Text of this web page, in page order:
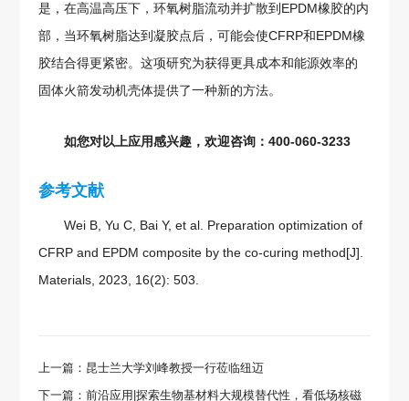
是，在高温高压下，环氧树脂流动并扩散到EPDM橡胶的内
部，当环氧树脂达到凝胶点后，可能会使CFRP和EPDM橡
胶结合得更紧密。这项研究为获得更具成本和能源效率的
固体火箭发动机壳体提供了一种新的方法。
如您对以上应用感兴趣，欢迎咨询：400-060-3233
参考文献
Wei B, Yu C, Bai Y, et al. Preparation optimization of
CFRP and EPDM composite by the co-curing method[J].
Materials, 2023, 16(2): 503.
上一篇：昆士兰大学刘峰教授一行莅临纽迈
下一篇：前沿应用|探索生物基材料大规模替代性，看低场核磁